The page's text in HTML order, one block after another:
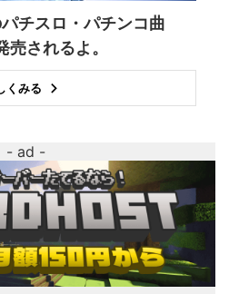
チスロ・パチンコ曲
されるよ。
くみる